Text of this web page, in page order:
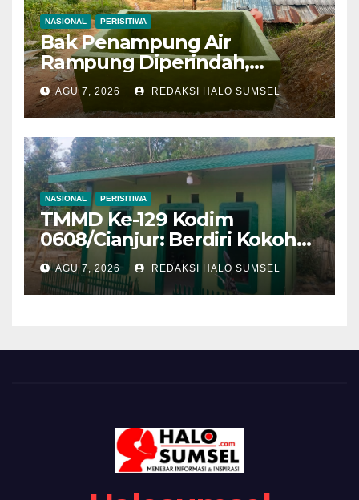
NASIONAL PERISITIWA
Bak Penampung Air
Rampung Diperindah,
Progres Pipanisasi TMMD Ke-
129 Kodim 0608/Cianjur
Mencapai 98 Persen
AGU 7, 2026 REDAKSI HALO SUMSEL
NASIONAL PERISITIWA
TMMD Ke-129 Kodim
0608/Cianjur: Berdiri Kokoh
Penuh Harapan, Rumah
Bapak Gilang Gumilar
Semakin Sempurna
AGU 7, 2026 REDAKSI HALO SUMSEL